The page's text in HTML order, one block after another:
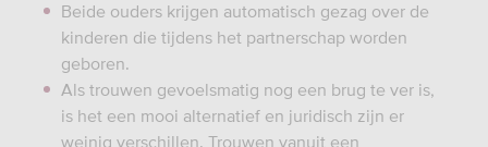
Beide ouders krijgen automatisch gezag over de
kinderen die tijdens het partnerschap worden
geboren.
Als trouwen gevoelsmatig nog een brug te ver is,
is het een mooi alternatief en juridisch zijn er
weinig verschillen. Trouwen vanuit een